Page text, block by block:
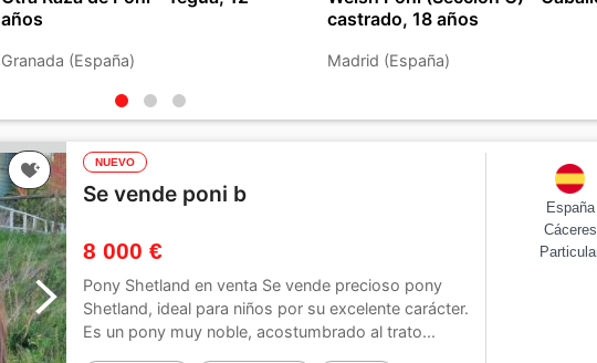
años
Granada (España)
castrado, 18 años
Madrid (España)
NUEVO
Se vende poni b
8 000 €
Pony Shetland en venta Se vende precioso pony
Shetland, ideal para niños por su excelente carácter.
Es un pony muy noble, acostumbrado al trato...
España
Cáceres